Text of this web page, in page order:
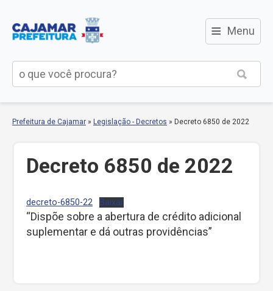
≡ Menu
Prefeitura de Cajamar » Legislação - Decretos » Decreto 6850 de 2022
Decreto 6850 de 2022
decreto-6850-22 Baixar
“Dispõe sobre a abertura de crédito adicional
suplementar e dá outras providências”